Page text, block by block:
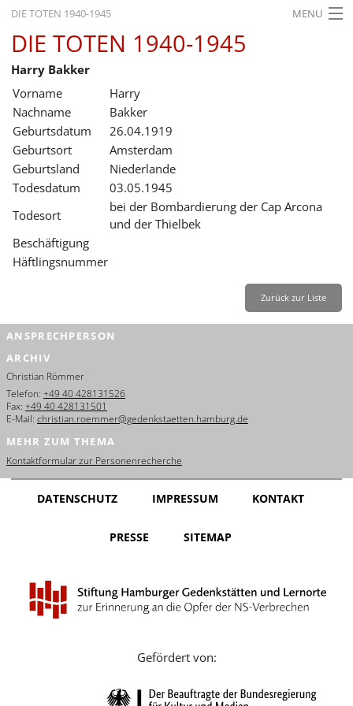
DIE TOTEN 1940-1945 MENU
STARTSEITE
AKTUELLES
AUSSTELLUNGEN
GESCHICHTE
BILDUNG
SERVICE
Deutsch Zurück
Deutsch
Français
Dansk
Español
Italiano
Português
Yкраїнський
Русский
DIE TOTEN 1940-1945
Harry Bakker
Vorname
Harry
Nachname
Bakker
Geburtsdatum
26.04.1919
Geburtsort
Amsterdam
Geburtsland
Niederlande
Todesdatum
03.05.1945
Todesort
bei der Bombardierung der Cap Arcona
und der Thielbek
Beschäftigung
Häftlingsnummer
Zurück zur Liste
ANSPRECHPERSON
ARCHIV
Christian Römmer
Telefon: +49 40 428131526
Fax: +49 40 428131501
E-Mail: christian.roemmer@gedenkstaetten.hamburg.de
MEHR ZUM THEMA
Kontaktformular zur Personenrecherche
DATENSCHUTZ IMPRESSUM KONTAKT
PRESSE SITEMAP
Gefördert von: